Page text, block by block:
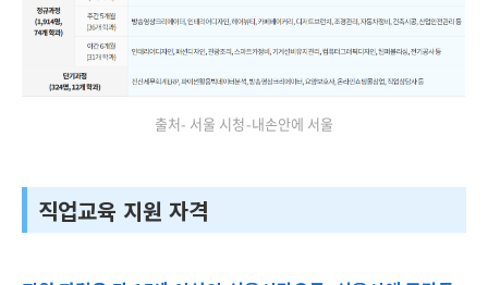
출처- 서울 시청-내손안에 서울
직업교육 지원 자격